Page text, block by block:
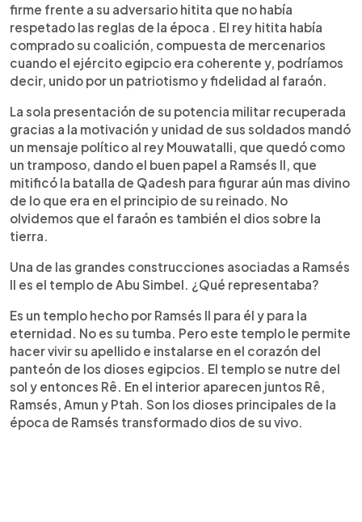
firme frente a su adversario hitita que no había
respetado las reglas de la época . El rey hitita había
comprado su coalición, compuesta de mercenarios
cuando el ejército egipcio era coherente y, podríamos
decir, unido por un patriotismo y fidelidad al faraón.
La sola presentación de su potencia militar recuperada
gracias a la motivación y unidad de sus soldados mandó
un mensaje político al rey Mouwatalli, que quedó como
un tramposo, dando el buen papel a Ramsés II, que
mitificó la batalla de Qadesh para figurar aún mas divino
de lo que era en el principio de su reinado. No
olvidemos que el faraón es también el dios sobre la
tierra.
Una de las grandes construcciones asociadas a Ramsés
II es el templo de Abu Simbel. ¿Qué representaba?
Es un templo hecho por Ramsés II para él y para la
eternidad. No es su tumba. Pero este templo le permite
hacer vivir su apellido e instalarse en el corazón del
panteón de los dioses egipcios. El templo se nutre del
sol y entonces Rê. En el interior aparecen juntos Rê,
Ramsés, Amun y Ptah. Son los dioses principales de la
época de Ramsés transformado dios de su vivo.